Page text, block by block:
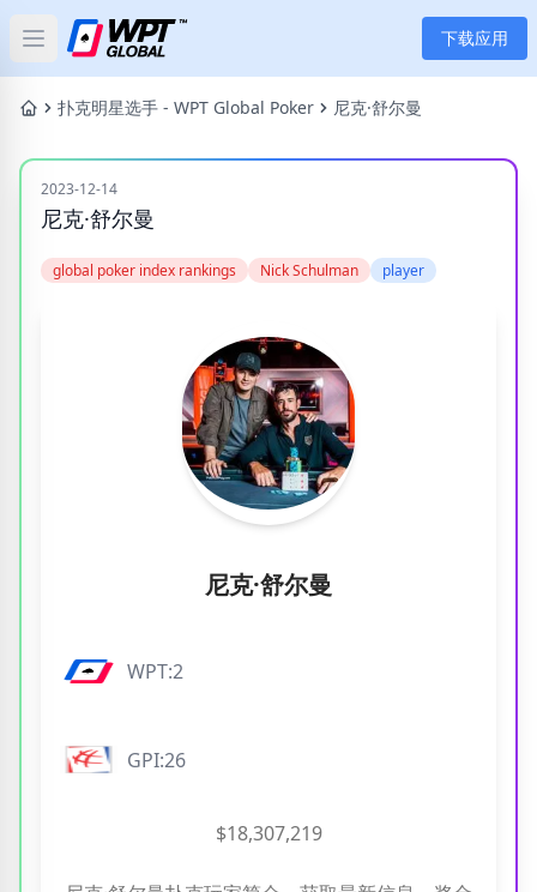
Open main menu 下载应用
首页
新闻
扑克
应用
玩家
分类
标签
扑克明星选手 - WPT Global Poker 尼克·舒尔曼
2023-12-14
尼克·舒尔曼
global poker index rankings Nick Schulman player
尼克·舒尔曼
WPT:2
GPI:26
$18,307,219